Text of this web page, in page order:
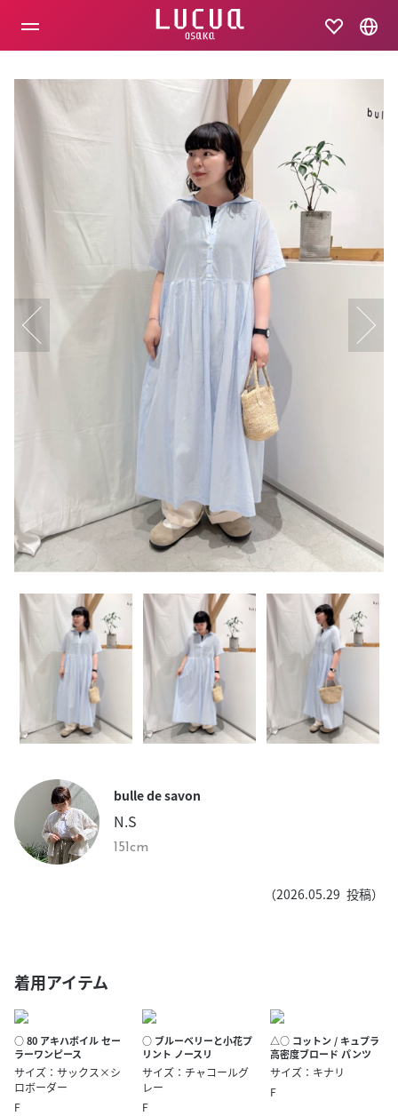
bulle de savon
N.S
151cm
（2026.05.29 投稿）
着用アイテム
○ 80 アキハボイル セー
ラーワンピース
サイズ：サックス×シ
ロボーダー
F
○ ブルーベリーと小花プ
リント ノースリ
サイズ：チャコールグ
レー
F
△○ コットン / キュプラ
高密度ブロード パンツ
サイズ：キナリ
F